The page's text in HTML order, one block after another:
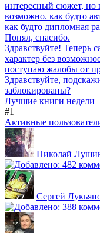
интересный сюжет, но
возможно. как будто
как будто дипломная
Понял, спасибо.
Здравствуйте! Теперь
характер без
поступаю жалобы от
Здравствуйте,
заблокированы?
Лучшие книги недели
#1
Активные
Николай
Сергей